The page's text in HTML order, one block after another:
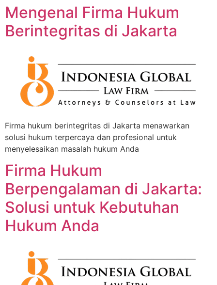
Mengenal Firma Hukum
Berintegritas di Jakarta
Firma hukum berintegritas di Jakarta menawarkan
solusi hukum terpercaya dan profesional untuk
menyelesaikan masalah hukum Anda
Firma Hukum
Berpengalaman di Jakarta:
Solusi untuk Kebutuhan
Hukum Anda